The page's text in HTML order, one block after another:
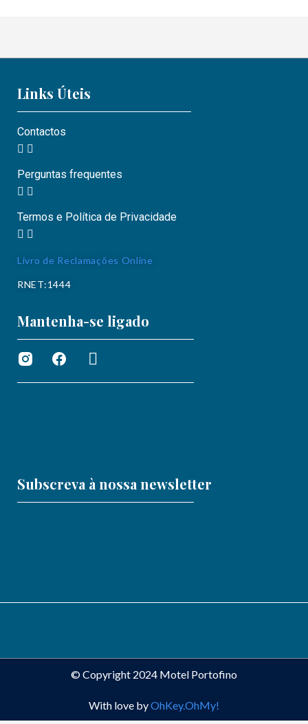
Links Úteis
Contactos
Perguntas frequentes
Termos e Política de Privacidade
Livro de Reclamações Online
RNET:1444
Mantenha-se ligado
Subscreva à nossa newsletter
© Copyright 2024 Motel Portofino
With love byOhKey.OhMy!